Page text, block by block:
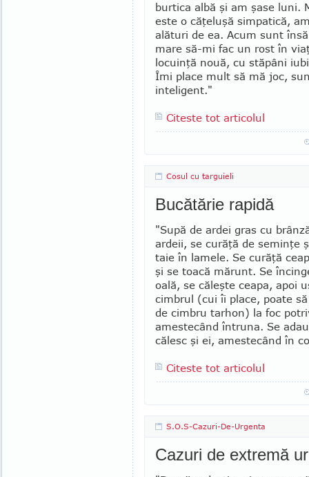
burtica albă şi am şase luni.
este o căţeluşă simpatică,
alături de ea. Acum sunt
mare să-mi fac un rost în
lo­cu­in­ţă nouă, cu stă­pâni
Îmi pla­ce mult să mă joc,
in­teligent."
Citeste tot articolul
Cosul cu targuieli
Bucătărie rapidă
"Supă de ardei gras cu
ardeii, se curăţă de seminţe
taie în lamele. Se curăţă
şi se toacă mărunt. Se
oală, se căleşte ceapa, apoi
cimbrul (cui îi place, poate
de cimbru tarhon) la foc
amestecând întruna. Se
călesc şi ei, amestecând în
Citeste tot articolul
S.O.S-Cazuri-De-Urgenta
Cazuri de extremă